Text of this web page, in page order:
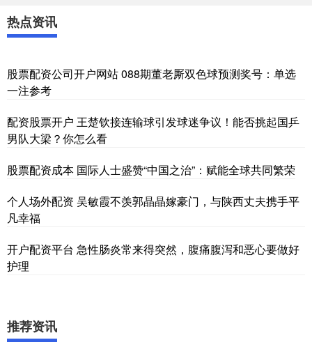
热点资讯
股票配资公司开户网站 088期董老厮双色球预测奖号：单选
一注参考
配资股票开户 王楚钦接连输球引发球迷争议！能否挑起国乒
男队大梁？你怎么看
股票配资成本 国际人士盛赞“中国之治”：赋能全球共同繁荣
个人场外配资 吴敏霞不羡郭晶晶嫁豪门，与陕西丈夫携手平
凡幸福
开户配资平台 急性肠炎常来得突然，腹痛腹泻和恶心要做好
护理
推荐资讯